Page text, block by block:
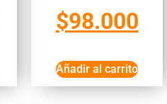
$98.000
Añadir al carrito